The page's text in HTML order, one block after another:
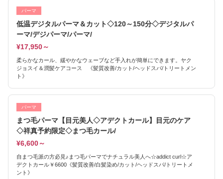
パーマ
低温デジタルパーマ＆カット◇120～150分◇デジタルパ
ーマ/デジパーマ/パーマ/
¥17,950～
柔らかなカール、緩やかなウェーブなど手入れが簡単にできます。ヤク
ジョスイ＆潤髪ケアコース 《髪質改善/カット/ヘッドスパ/トリートメン
ト》
パーマ
まつ毛パーマ【目元美人◇アデクトカール】目元のケア
◇祥真予約限定◇まつ毛カール/
¥6,600～
自まつ毛派の方必見♪まつ毛パーマでナチュラル美人へ☆addict curl☆ア
デクトカール￥6600《髪質改善/白髪染め/カット/ヘッドスパ/トリートメ
ント》